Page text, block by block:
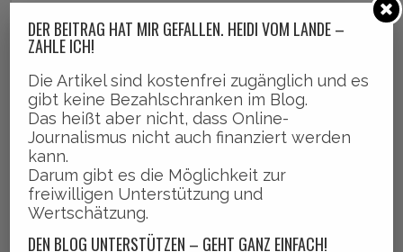
DER BEITRAG HAT MIR GEFALLEN. HEIDI VOM LANDE –
ZAHLE ICH!
Die Artikel sind kostenfrei zugänglich und es
gibt keine Bezahlschranken im Blog.
Das heißt aber nicht, dass Online-
Journalismus nicht auch finanziert werden
kann.
Darum gibt es die Möglichkeit zur
freiwilligen Unterstützung und
Wertschätzung.
DEN BLOG UNTERSTÜTZEN – GEHT GANZ EINFACH!